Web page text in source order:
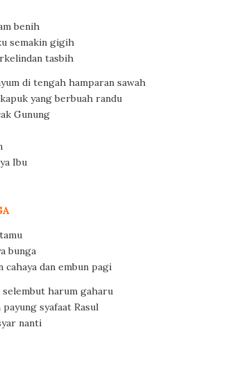
benih
semakin gigih
tasbih
di tengah hamparan sawah
yang berbuah randu
Gunung
Ibu
bunga
cahaya dan embun pagi
harum gaharu
syafaat Rasul
nanti